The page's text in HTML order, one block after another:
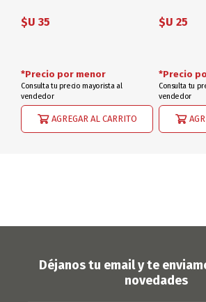
$U 35
AGREGAR AL CARRITO
*Precio por menor
Consulta tu precio mayorista al
vendedor
$U 25
*Precio
Consulta tu
vendedor
Déjanos tu email y te
novedades